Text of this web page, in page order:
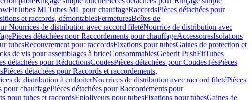
Tubes MLTubes ML pour chauffageRaccordsPièces détachées pour
et raccords, démontablesFermeturesBoîtes de
Nourrices de distribution avec raccord filetéNourrice de distribution avec
Pièces détachées pour Raccordements pour chauffageAccessoiresIsolations
tubesRecouvrement pour raccordsFixations pour tubesGaines de protection et
de vis pour assemblages à brideConsommablesGeberit PushFitTubes
détachées pour RéductionsCoudesPièces détachées pour CoudesTésPièces
Pièces détachées pour Raccords et raccordements,
de distribution à emboîterNourrices de distribution avec raccord filetéPièces
pour chauffagePièces détachées pour Raccordements pour
pour tubes et raccordsEnjoliveurs pour tubesFixations pour tubesGaines de